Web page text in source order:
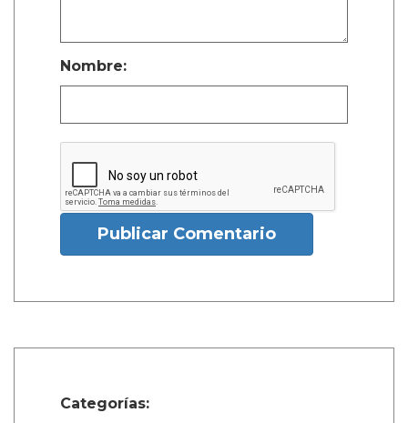
Nombre:
Publicar Comentario
Categorías: